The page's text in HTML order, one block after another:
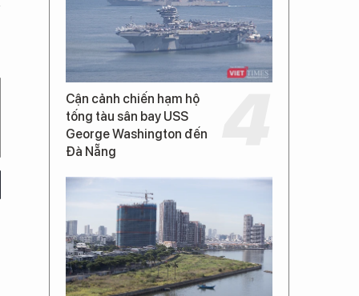
Cận cảnh chiến hạm hộ
tống tàu sân bay USS
George Washington đến
Đà Nẵng